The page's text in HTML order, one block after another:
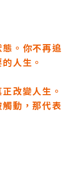
。你不再追
人生。
改變人生。
動，那代表